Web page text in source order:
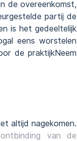
de overeenkomst,
partij de
is het gedeeltelijk
eens worstelen
de praktijkNeem
altijd nagekomen.
ontbinding van de